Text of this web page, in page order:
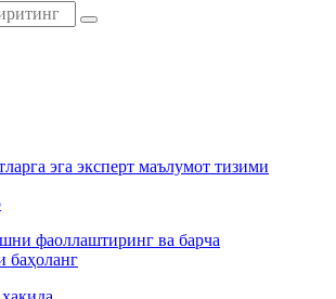
эга эксперт маълумот тизими
фаоллаштиринг ва барча
баҳоланг